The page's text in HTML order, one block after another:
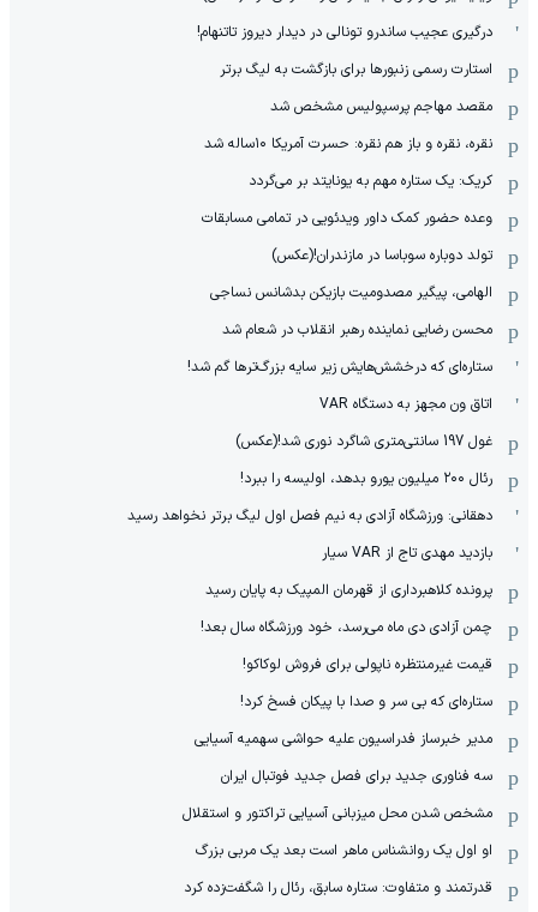
درگیری عجیب ساندرو تونالی در دیدار دیروز تاتنهام!
استارت رسمی زنبورها برای بازگشت به لیگ برتر
مقصد مهاجم پرسپولیس مشخص شد
نقره، نقره و باز هم نقره: حسرت آمریکا ۱۰‌ساله شد
کریک: یک ستاره مهم به یونایتد بر می‌گردد
وعده حضور کمک داور ویدئویی در تمامی مسابقات
تولد دوباره سوباسا در مازندران!(عکس)
الهامی، پیگیر مصدومیت بازیکن بدشانس نساجی
محسن رضایی نماینده رهبر انقلاب در شعام شد
ستاره‌ای که درخشش‌هایش زیر سایه بزرگ‌ترها گم شد!
اتاق ون مجهز به دستگاه VAR
غول 197 سانتی‌متری شاگرد نوری شد!(عکس)
رئال ۲۰۰ میلیون یورو بدهد، اولیسه را ببرد!
دهقانی: ورزشگاه آزادی به نیم فصل اول لیگ برتر نخواهد رسید
بازدید مهدی تاج از VAR سیار
پرونده کلاهبرداری از قهرمان المپیک به پایان رسید
چمن آزادی دی ماه می‌رسد، خود ورزشگاه سال بعد!
قیمت غیرمنتظره ناپولی برای فروش لوکاکو!
ستاره‌ای که بی سر و صدا با پیکان فسخ کرد!
مدیر خبرساز فدراسیون علیه حواشی سهمیه آسیایی
سه فناوری جدید برای فصل جدید فوتبال ایران
مشخص شدن محل میزبانی آسیایی تراکتور و استقلال
او اول یک روانشناس ماهر است بعد یک مربی بزرگ
قدرتمند و متفاوت: ستاره سابق، رئال را شگفت‌زده کرد